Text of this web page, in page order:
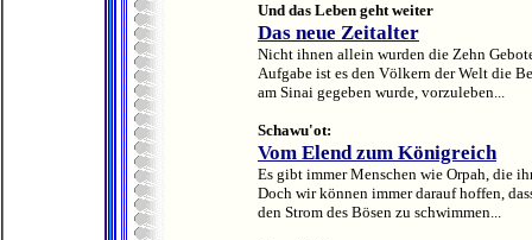
Und das Leben geht weiter
Das neue Zeitalter
Nicht ihnen allein wurden die Zehn
Aufgabe ist es den Völkern der Welt die
am Sinai gegeben wurde, vorzuleben...
Schawu'ot:
Vom Elend zum Königreich
Es gibt immer Menschen wie Orpah, die
Doch wir können immer darauf hoffen,
den Strom des Bösen zu schwimmen...